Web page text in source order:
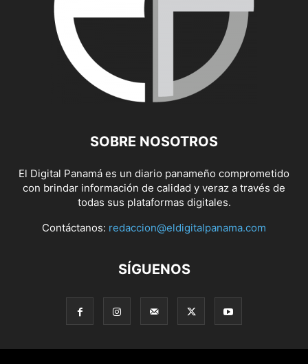
SOBRE NOSOTROS
El Digital Panamá es un diario panameño comprometido
con brindar información de calidad y veraz a través de
todas sus plataformas digitales.
Contáctanos: redaccion@eldigitalpanama.com
SÍGUENOS